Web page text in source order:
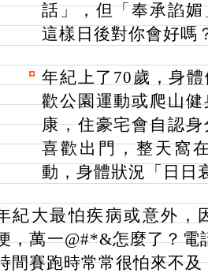
話」，但「奉承諂
這樣日後對你會好嗎
年紀上了70歲，身
歡公園運動或爬山
康，住豪宅會自認
喜歡出門，整天窩
動，身體狀況「日日
紀大最怕疾病或意外，
，萬一@#*&怎麼了？電
間賽跑時常常很怕來不及